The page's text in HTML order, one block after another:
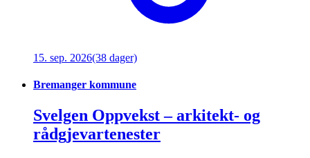
15. sep. 2026(38 dager)
Bremanger kommune
Svelgen Oppvekst – arkitekt- og
rådgjevartenester